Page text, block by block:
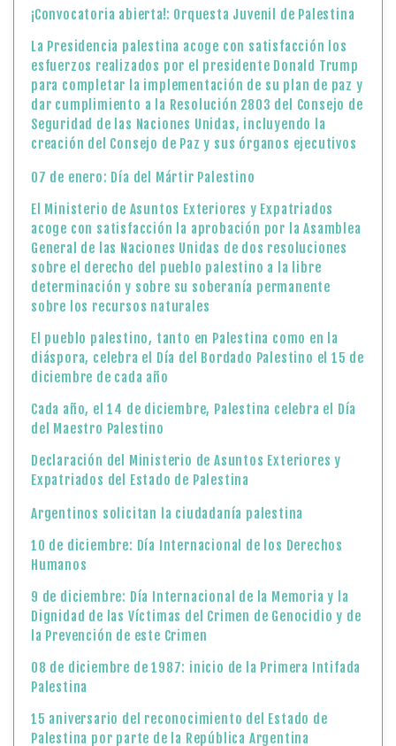
El Ministerio de Asuntos Exteriores y Expatriados
General de las Naciones Unidas de dos resoluciones
sobre el derecho del pueblo palestino a la libre
determinación y sobre su soberanía permanente
sobre los recursos naturales
El pueblo palestino, tanto en Palestina como en la
diciembre de cada año
Cada año, el 14 de diciembre, Palestina celebra el Día
del Maestro Palestino
Declaración del Ministerio de Asuntos Exteriores y
Expatriados del Estado de Palestina
10 de diciembre: Día Internacional de los Derechos
Humanos
9 de diciembre: Día Internacional de la Memoria y la
Dignidad de las Víctimas del Crimen de Genocidio y de
08 de diciembre de 1987: inicio de la Primera Intifada
Palestina
15 aniversario del reconocimiento del Estado de
Palestina por parte de la República Argentina
La Embajada del Estado de Palestina en Argentina
conmemoró el «Día Internacional de Solidaridad con
el Pueblo Palestino»
29 de noviembre: “Día Internacional de Solidaridad
con el Pueblo Palestino”
Declaración oficial del Ministerio de Asuntos
Exteriores y Expatriados de Palestina, en relación a la
reciente aprobación por parte del Consejo de